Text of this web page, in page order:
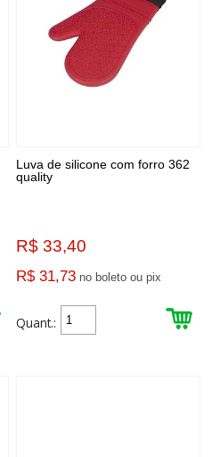
Luva de silicone com forro 362
quality
R$ 33,40
R$ 31,73 no boleto ou pix
Quant.: